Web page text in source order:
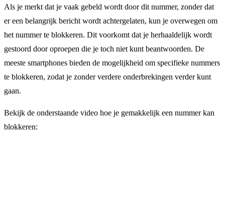
Als je merkt dat je vaak gebeld wordt door dit nummer, zonder dat
er een belangrijk bericht wordt achtergelaten, kun je overwegen om
het nummer te blokkeren. Dit voorkomt dat je herhaaldelijk wordt
gestoord door oproepen die je toch niet kunt beantwoorden. De
meeste smartphones bieden de mogelijkheid om specifieke nummers
te blokkeren, zodat je zonder verdere onderbrekingen verder kunt
gaan.
Bekijk de onderstaande video hoe je gemakkelijk een nummer kan
blokkeren: